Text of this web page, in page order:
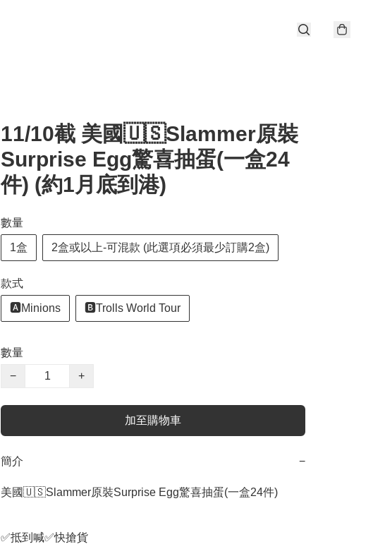
11/10截 美國🇺🇸Slammer原裝
Surprise Egg驚喜抽蛋(一盒24
件) (約1月底到港)
數量
1盒 2盒或以上-可混款 (此選項必須最少訂購2盒)
款式
🅰️Minions 🅱️Trolls World Tour
數量
−
+
加至購物車
簡介 −
美國🇺🇸Slammer原裝Surprise Egg驚喜抽蛋(一盒24件)
✅抵到喊✅快搶貨